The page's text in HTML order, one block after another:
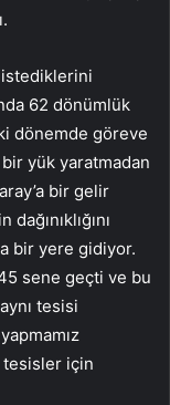
62 dönümlük
dönemde göreve
yük yaratmadan
bir gelir
bir yere gidiyor.
sene geçti ve bu
tesisi
tesisler için